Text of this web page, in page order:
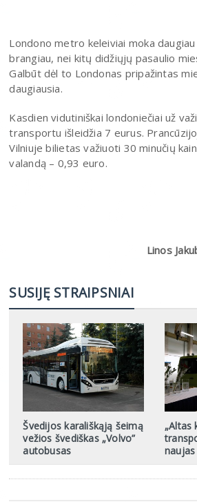
Londono metro keleiviai moka
brangiau, nei kitų didžiųjų pasaulio
Galbūt dėl to Londonas pripažintas
daugiausia.
Kasdien vidutiniškai londoniečiai už
transportu išleidžia 7 eurus.
Vilniuje bilietas važiuoti 30 minučių
valandą – 0,93 euro.
Linos
SUSIJĘ STRAIPSNIAI
Švedijos karališkąją šeimą
vežios švediškas „Volvo”
autobusas
„Altas